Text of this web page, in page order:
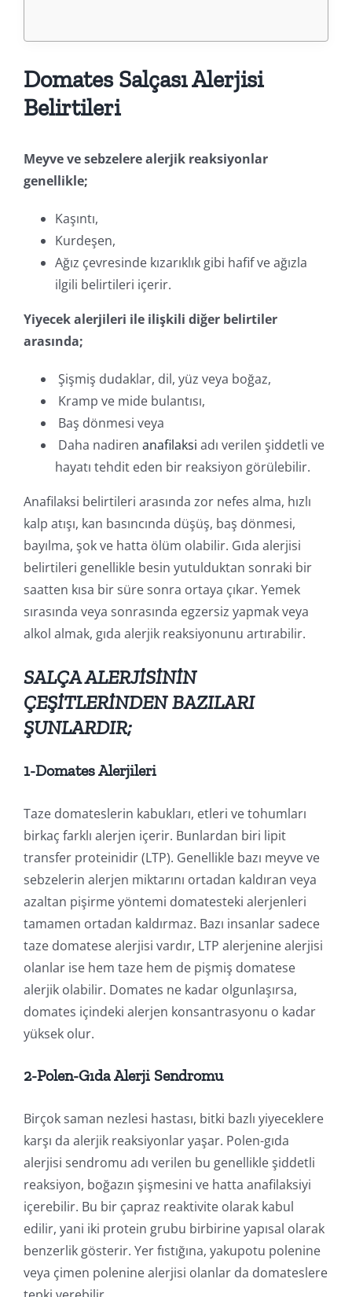
Domates Salçası Alerjisi
Belirtileri
Meyve ve sebzelere alerjik reaksiyonlar
genellikle;
Kaşıntı,
Kurdeşen,
Ağız çevresinde kızarıklık gibi hafif ve ağızla
ilgili belirtileri içerir.
Yiyecek alerjileri ile ilişkili diğer belirtiler
arasında;
Şişmiş dudaklar, dil, yüz veya boğaz,
Kramp ve mide bulantısı,
Baş dönmesi veya
Daha nadiren anafilaksi adı verilen şiddetli ve
hayatı tehdit eden bir reaksiyon görülebilir.
Anafilaksi belirtileri arasında zor nefes alma, hızlı
kalp atışı, kan basıncında düşüş, baş dönmesi,
bayılma, şok ve hatta ölüm olabilir. Gıda alerjisi
belirtileri genellikle besin yutulduktan sonraki bir
saatten kısa bir süre sonra ortaya çıkar. Yemek
sırasında veya sonrasında egzersiz yapmak veya
alkol almak, gıda alerjik reaksiyonunu artırabilir.
SALÇA ALERJİSİNİN
ÇEŞİTLERİNDEN BAZILARI
ŞUNLARDIR;
1-Domates Alerjileri
Taze domateslerin kabukları, etleri ve tohumları
birkaç farklı alerjen içerir. Bunlardan biri lipit
transfer proteinidir (LTP). Genellikle bazı meyve ve
sebzelerin alerjen miktarını ortadan kaldıran veya
azaltan pişirme yöntemi domatesteki alerjenleri
tamamen ortadan kaldırmaz. Bazı insanlar sadece
taze domatese alerjisi vardır, LTP alerjenine alerjisi
olanlar ise hem taze hem de pişmiş domatese
alerjik olabilir. Domates ne kadar olgunlaşırsa,
domates içindeki alerjen konsantrasyonu o kadar
yüksek olur.
2-Polen-Gıda Alerji Sendromu
Birçok saman nezlesi hastası, bitki bazlı yiyeceklere
karşı da alerjik reaksiyonlar yaşar. Polen-gıda
alerjisi sendromu adı verilen bu genellikle şiddetli
reaksiyon, boğazın şişmesini ve hatta anafilaksiyi
içerebilir. Bu bir çapraz reaktivite olarak kabul
edilir, yani iki protein grubu birbirine yapısal olarak
benzerlik gösterir. Yer fıstığına, yakupotu polenine
veya çimen polenine alerjisi olanlar da domateslere